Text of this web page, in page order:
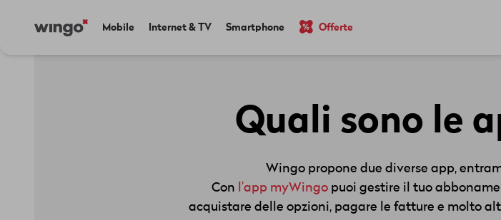
Main
Mobile Internet & TV Smartphone Offerte
Quali sono le
Wingo propone due diverse app,
Con
l’app myWingo puoi gestire il tuo
acquistare delle opzioni, pagare le fatture e molto